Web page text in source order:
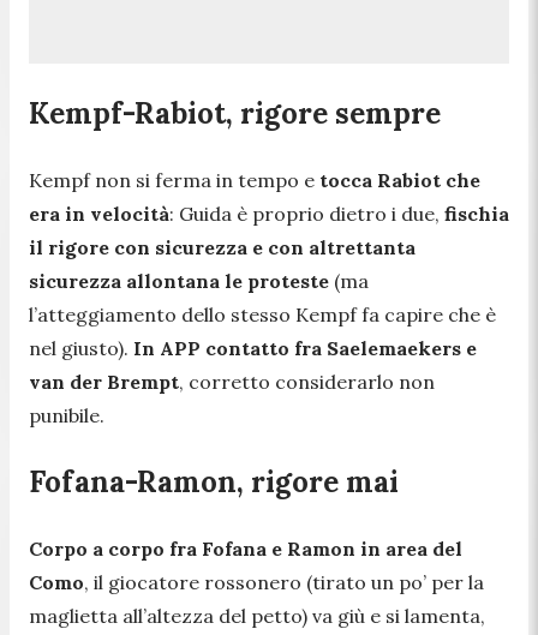
Kempf-Rabiot, rigore sempre
Kempf non si ferma in tempo e tocca Rabiot che
era in velocità: Guida è proprio dietro i due, fischia
il rigore con sicurezza e con altrettanta
sicurezza allontana le proteste (ma
l’atteggiamento dello stesso Kempf fa capire che è
nel giusto). In APP contatto fra Saelemaekers e
van der Brempt, corretto considerarlo non
punibile.
Fofana-Ramon, rigore mai
Corpo a corpo fra Fofana e Ramon in area del
Como, il giocatore rossonero (tirato un po’ per la
maglietta all’altezza del petto) va giù e si lamenta,